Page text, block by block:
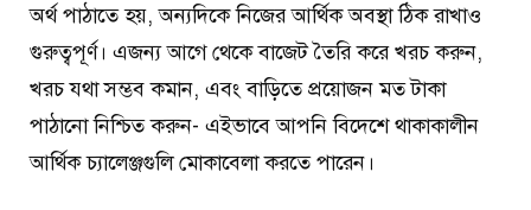
অর্থ পাঠাতে হয়, অন্যদিকে নিজের আর্থিক অবস্থা ঠিক রাখাও
গুরুত্বপূর্ণ। এজন্য আগে থেকে বাজেট তৈরি করে খরচ করুন,
খরচ যথা সম্ভব কমান, এবং বাড়িতে প্রয়োজন মত টাকা
পাঠানো নিশ্চিত করুন- এইভাবে আপনি বিদেশে থাকাকালীন
আর্থিক চ্যালেঞ্জগুলি মোকাবেলা করতে পারেন।